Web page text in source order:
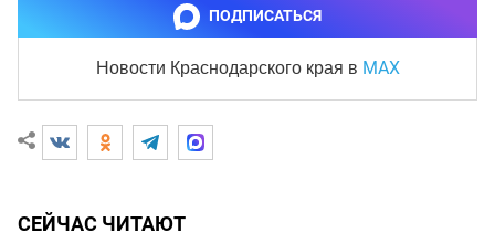
ПОДПИСАТЬСЯ
Новости Краснодарского края в MAX
СЕЙЧАС ЧИТАЮТ